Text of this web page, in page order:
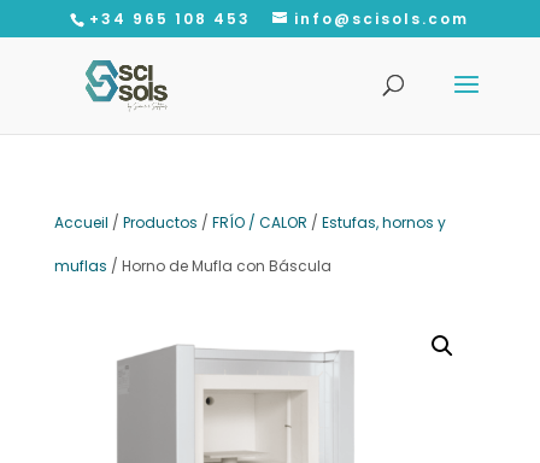
+34 965 108 453 info@scisols.com
Recherche
de
produits
Accueil / Productos / FRÍO / CALOR / Estufas, hornos y
muflas / Horno de Mufla con Báscula